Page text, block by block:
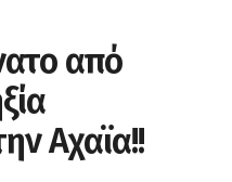
από
Αχαϊα!!